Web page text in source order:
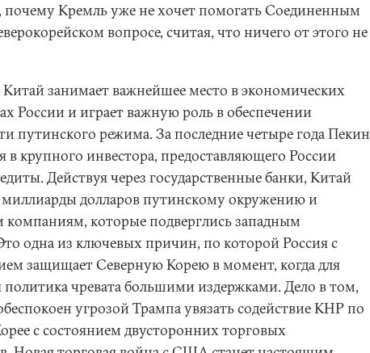
почему Кремль уже не хочет помогать Соединенным
вопросе, считая, что ничего от этого не
занимает важнейшее место в экономических
России и играет важную роль в обеспечении
путинского режима. За последние четыре года Пекин
в крупного инвестора, предоставляющего России
Действуя через государственные банки, Китай
миллиарды долларов путинскому окружению и
компаниям, которые подверглись западным
одна из ключевых причин, по которой Россия с
защищает Северную Корею в момент, когда для
политика чревата большими издержками. Дело в том,
угрозой Трампа увязать содействие КНР по
с состоянием двусторонних торговых